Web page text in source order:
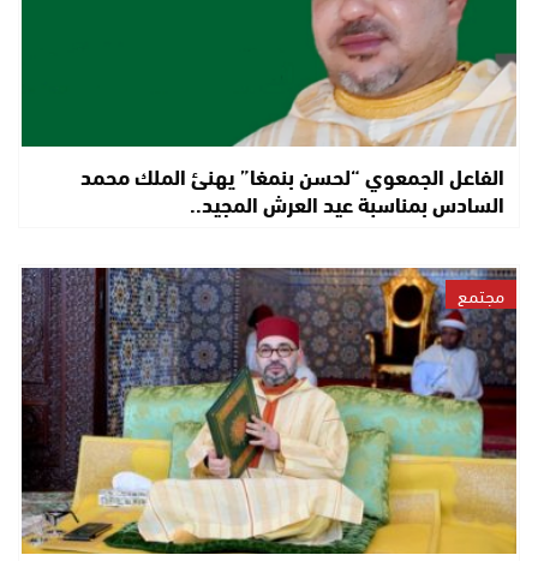
الفاعل الجمعوي “لحسن بنمغا” يهنئ الملك محمد
السادس بمناسبة عيد العرش المجيد..
مجتمع